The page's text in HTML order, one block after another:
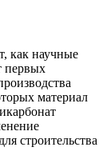
как научные
первых
материал
строительства